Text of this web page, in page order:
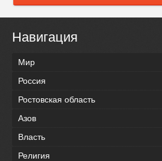
Навигация
Мир
Россия
Ростовская область
Азов
Власть
Религия